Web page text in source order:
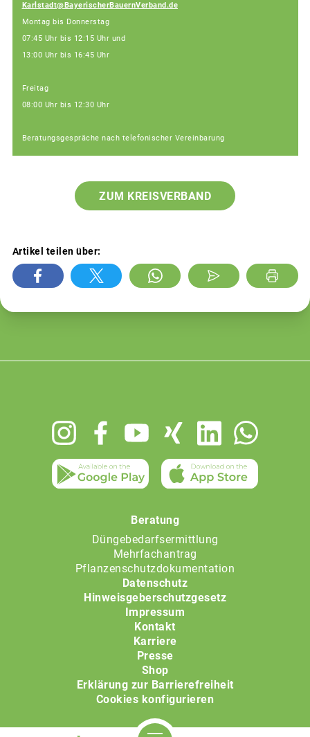
Karlstadt@BayerischerBauernVerband.de
Montag bis Donnerstag
07:45 Uhr bis 12:15 Uhr und
13:00 Uhr bis 16:45 Uhr
Freitag
08:00 Uhr bis 12:30 Uhr
Beratungsgespräche nach telefonischer Vereinbarung
ZUM KREISVERBAND
Artikel teilen über:
Beratung
Düngebedarfsermittlung
Mehrfachantrag
Pflanzenschutzdokumentation
Datenschutz
Hinweisgeberschutzgesetz
Impressum
Kontakt
Karriere
Presse
Shop
Erklärung zur Barrierefreiheit
Cookies konfigurieren